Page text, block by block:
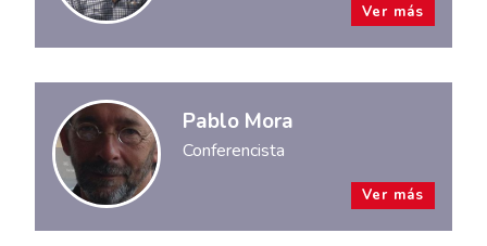
Ver más
Pablo Mora
Conferencista
Ver más